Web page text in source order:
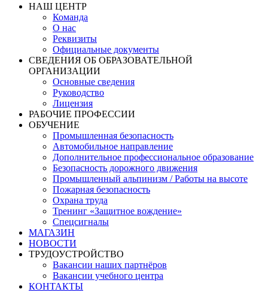
НАШ ЦЕНТР
Команда
О нас
Реквизиты
Официальные документы
СВЕДЕНИЯ ОБ ОБРАЗОВАТЕЛЬНОЙ
ОРГАНИЗАЦИИ
Основные сведения
Руководство
Лицензия
РАБОЧИЕ ПРОФЕССИИ
ОБУЧЕНИЕ
Промышленная безопасность
Автомобильное направление
Дополнительное профессиональное образование
Безопасность дорожного движения
Промышленный альпинизм / Работы на высоте
Пожарная безопасность
Охрана труда
Тренинг «Защитное вождение»
Спецсигналы
МАГАЗИН
НОВОСТИ
ТРУДОУСТРОЙСТВО
Вакансии наших партнёров
Вакансии учебного центра
КОНТАКТЫ